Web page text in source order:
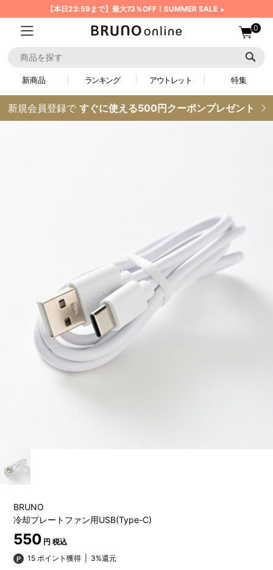
【本日23:59まで】最大73％OFF！SUMMER SALE
0
新商品 ランキング アウトレット 特集
新規会員登録で すぐに使える500円クーポンプレゼント
BRUNO
冷却プレートファン用USB(Type-C)
550 円 税込
15 ポイント獲得
3%還元